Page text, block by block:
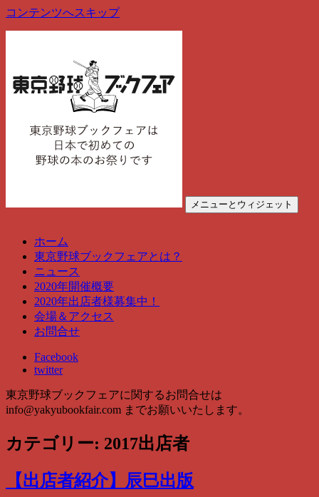
コンテンツへスキップ
メニューとウィジェット
ホーム
東京野球ブックフェアとは？
ニュース
2020年開催概要
2020年出店者様募集中！
会場＆アクセス
お問合せ
Facebook
twitter
東京野球ブックフェアに関するお問合せは
info@yakyubookfair.com までお願いいたします。
カテゴリー: 2017出店者
【出店者紹介】辰巳出版